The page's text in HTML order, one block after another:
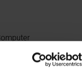
die we